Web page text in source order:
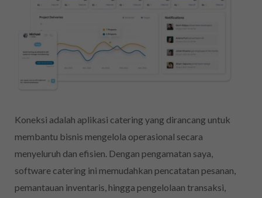
Koneksi adalah aplikasi catering yang dirancang untuk
membantu bisnis mengelola operasional secara
menyeluruh dan efisien. Dengan pengamatan saya,
software catering ini memudahkan pencatatan pesanan,
pemantauan inventaris, hingga pengelolaan transaksi,